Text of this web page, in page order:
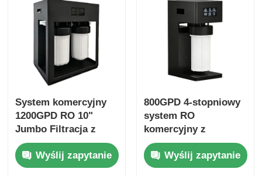
System komercyjny
1200GPD RO 10"
Jumbo Filtracja z
przypomnieniem o
filtrach do użytku
komercyjnego i
Wyślij zapytanie
800GPD 4-stopniowy
system RO
komercyjny z
przypomnieniem o
filtrach do użytku w
biurze domowym
Wyślij zapytanie